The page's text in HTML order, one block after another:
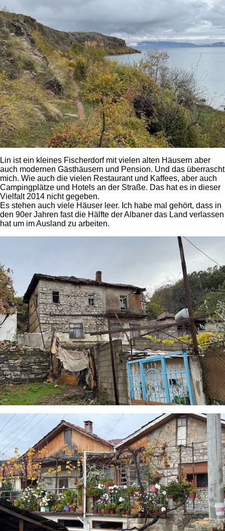
Lin ist ein kleines Fischerdorf mit vielen alten Häusern aber
auch modernen Gästhäusern und Pension. Und das überrascht
mich. Wie auch die vielen Restaurant und Kaffees, aber auch
Campingplätze und Hotels an der Straße. Das hat es in dieser
Vielfalt 2014 nicht gegeben.
Es stehen auch viele Häuser leer. Ich habe mal gehört, dass in
den 90er Jahren fast die Hälfte der Albaner das Land verlassen
hat um im Ausland zu arbeiten.